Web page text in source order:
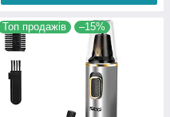
Топ продажів –15%